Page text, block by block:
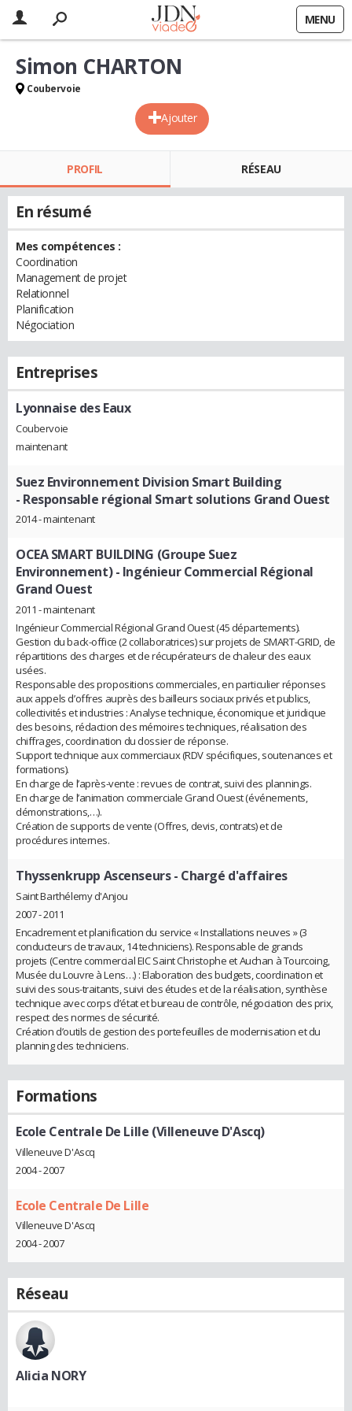
MENU
Ajouter
Simon CHARTON
Coubervoie
PROFIL RÉSEAU
En résumé
Mes compétences :
Coordination
Management de projet
Relationnel
Planification
Négociation
Entreprises
Lyonnaise des Eaux
Coubervoie
maintenant
Suez Environnement Division Smart Building
- Responsable régional Smart solutions Grand Ouest
2014 - maintenant
OCEA SMART BUILDING (Groupe Suez
Environnement)- Ingénieur Commercial Régional
Grand Ouest
2011 - maintenant
Ingénieur Commercial Régional Grand Ouest (45 départements).
Gestion du back-office (2 collaboratrices) sur projets de SMART-GRID, de
répartitions des charges et de récupérateurs de chaleur des eaux
usées.
Responsable des propositions commerciales, en particulier réponses
aux appels d’offres auprès des bailleurs sociaux privés et publics,
collectivités et industries : Analyse technique, économique et juridique
des besoins, rédaction des mémoires techniques, réalisation des
chiffrages, coordination du dossier de réponse.
Support technique aux commerciaux (RDV spécifiques, soutenances et
formations).
En charge de l’après-vente : revues de contrat, suivi des plannings.
En charge de l’animation commerciale Grand Ouest (événements,
démonstrations,…).
Création de supports de vente (Offres, devis, contrats) et de
procédures internes.
Thyssenkrupp Ascenseurs- Chargé d'affaires
Saint Barthélemy d'Anjou
2007 - 2011
Encadrement et planification du service « Installations neuves » (3
conducteurs de travaux, 14 techniciens). Responsable de grands
projets (Centre commercial EIC Saint Christophe et Auchan à Tourcoing,
Musée du Louvre à Lens…) : Elaboration des budgets, coordination et
suivi des sous-traitants, suivi des études et de la réalisation, synthèse
technique avec corps d’état et bureau de contrôle, négociation des prix,
respect des normes de sécurité.
Création d’outils de gestion des portefeuilles de modernisation et du
planning des techniciens.
Formations
Ecole Centrale De Lille (Villeneuve D'Ascq)
Villeneuve D'Ascq
2004 - 2007
Ecole Centrale De Lille
Villeneuve D'Ascq
2004 - 2007
Réseau
Alicia NORY